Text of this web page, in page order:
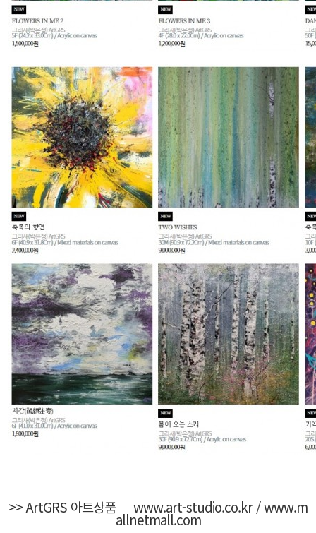
>> ArtGRS 아트상품 www.art-studio.co.kr/www.m
allnetmall.com